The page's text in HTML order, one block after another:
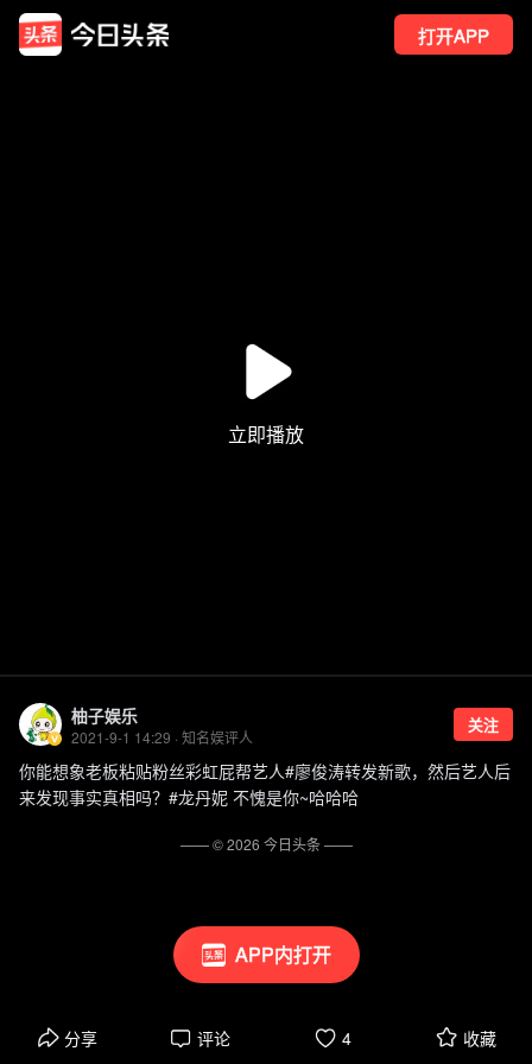
打开APP
APP内打开
柚子娱乐
2021-9-1 14:29 · 知名娱评人
关注
你能想象老板粘贴粉丝彩虹屁帮艺人#廖俊涛转发新歌，然后艺人后
来发现事实真相吗？#龙丹妮 不愧是你~哈哈哈
分享 评论 4 收藏
—— ©2026 今日头条——